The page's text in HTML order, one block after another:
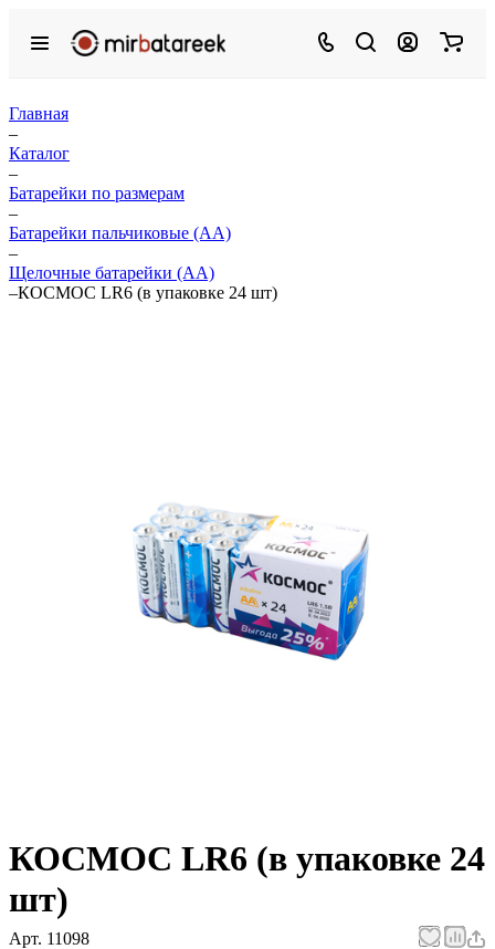
Главная
–
Каталог
–
Батарейки по размерам
–
Батарейки пальчиковые (АА)
–
Щелочные батарейки (АА)
–КОСМОС LR6 (в упаковке 24 шт)
КОСМОС LR6 (в упаковке 24
шт)
Арт. 11098